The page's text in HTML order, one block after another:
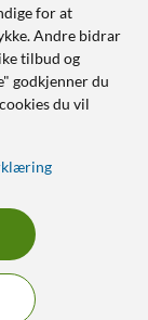
for at
Andre bidrar
tilbud og
godkjenner du
du vil